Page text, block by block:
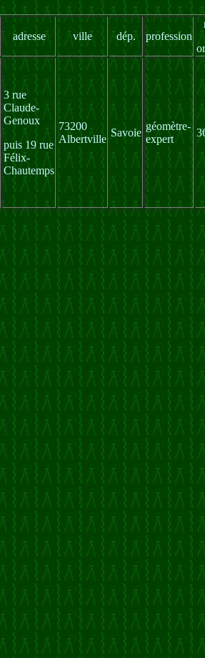
adresse ville dép. profession
3 rue
Claude-
Genoux
puis 19 rue
Félix-
Chautemps
73200
Albertville
Savoie
géomètre-
expert